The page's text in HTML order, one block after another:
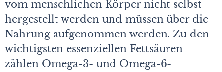
vom menschlichen Körper nicht selbst
hergestellt werden und müssen über die
Nahrung aufgenommen werden. Zu den
wichtigsten essenziellen Fettsäuren
zählen Omega-3- und Omega-6-